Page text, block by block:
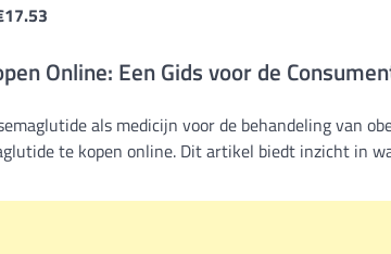
Online: Een Gids voor de
als medicijn voor de behandeling van
te kopen online. Dit artikel biedt inzicht in